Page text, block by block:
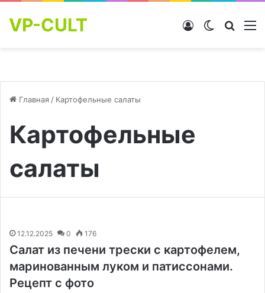
VP-CULT Switch skin
Войти
Главная / Картофельные салаты
Картофельные
салаты
12.12.2025 0 176
Салат из печени трески с картофелем,
маринованным луком и патиссонами.
Рецепт с фото